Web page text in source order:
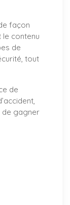
façon
le contenu
de
tout
de
de gagner